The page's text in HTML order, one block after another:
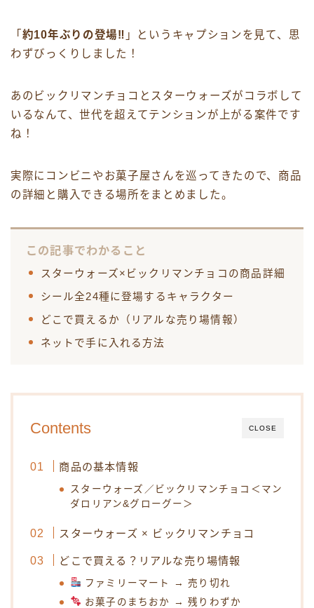
「 約10年ぶりの登場‼ 」というキャプションを見て、思
わずびっくりしました！
あのビックリマンチョコとスターウォーズがコラボして
いるなんて、世代を超えてテンションが上がる案件です
ね！
実際にコンビニやお菓子屋さんを巡ってきたので、商品
の詳細と購入できる場所をまとめました。
この記事でわかること
スターウォーズ×ビックリマンチョコの商品詳細
シール全24種に登場するキャラクター
どこで買えるか（リアルな売り場情報）
ネットで手に入れる方法
CLOSE
Contents
商品の基本情報
スターウォーズ／ビックリマンチョコ＜マン
ダロリアン&グローグー＞
スターウォーズ × ビックリマンチョコ
どこで買える？リアルな売り場情報
ファミリーマート → 売り切れ
お菓子のまちおか → 残りわずか